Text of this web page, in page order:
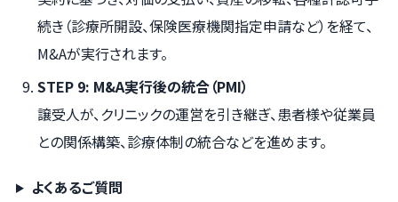
続き（診療所開設、保険医療機関指定申請など）を経て、
M&Aが実行されます。
STEP 9: M&A実行後の統合（PMI）
譲受人が、クリニックの運営を引き継ぎ、患者様や従業員
との関係構築、診療体制の統合などを進めます。
よくあるご質問